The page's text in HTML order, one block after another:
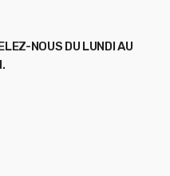
NOUS DU LUNDI AU